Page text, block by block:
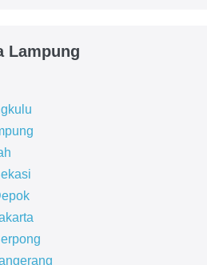
Lampung